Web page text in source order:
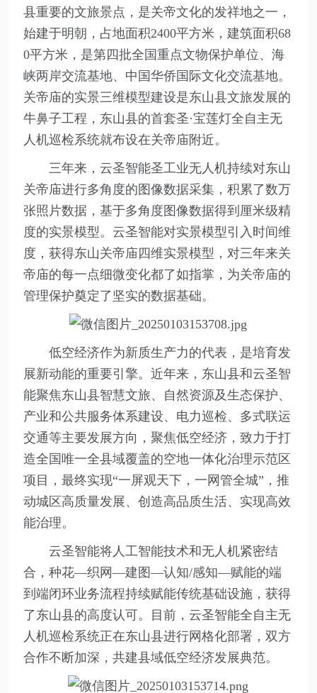
县重要的文旅景点，是关帝文化的发祥地之一，
始建于明朝，占地面积2400平方米，建筑面积68
0平方米，是第四批全国重点文物保护单位、海
峡两岸交流基地、中国华侨国际文化交流基地。
关帝庙的实景三维模型建设是东山县文旅发展的
牛鼻子工程，东山县的首套圣·宝莲灯全自主无
人机巡检系统就布设在关帝庙附近。
三年来，云圣智能圣工业无人机持续对东山
关帝庙进行多角度的图像数据采集，积累了数万
张照片数据，基于多角度图像数据得到厘米级精
度的实景模型。云圣智能对实景模型引入时间维
度，获得东山关帝庙四维实景模型，对三年来关
帝庙的每一点细微变化都了如指掌，为关帝庙的
管理保护奠定了坚实的数据基础。
低空经济作为新质生产力的代表，是培育发
展新动能的重要引擎。近年来，东山县和云圣智
能聚焦东山县智慧文旅、自然资源及生态保护、
产业和公共服务体系建设、电力巡检、多式联运
交通等主要发展方向，聚焦低空经济，致力于打
造全国唯一全县域覆盖的空地一体化治理示范区
项目，最终实现“一屏观天下，一网管全城”，推
动城区高质量发展、创造高品质生活、实现高效
能治理。
云圣智能将人工智能技术和无人机紧密结
合，种花—织网—建图—认知/感知—赋能的端
到端闭环业务流程持续赋能传统基础设施，获得
了东山县的高度认可。目前，云圣智能全自主无
人机巡检系统正在东山县进行网格化部署，双方
合作不断加深，共建县域低空经济发展典范。